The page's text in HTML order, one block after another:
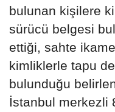
bulunan kişilere
sürücü belgesi
ettiği, sahte
kimliklerle tapu
bulunduğu
İstanbul merkezli